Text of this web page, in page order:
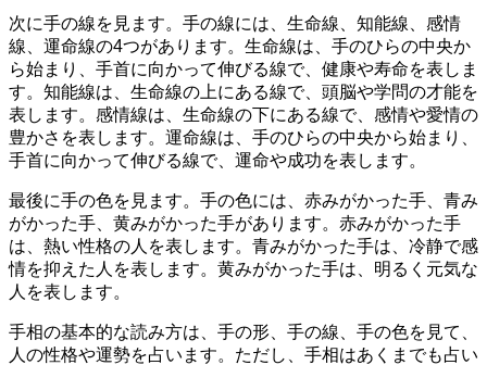
次に手の線を見ます。手の線には、生命線、知能線、感情
線、運命線の4つがあります。生命線は、手のひらの中央か
ら始まり、手首に向かって伸びる線で、健康や寿命を表しま
す。知能線は、生命線の上にある線で、頭脳や学問の才能を
表します。感情線は、生命線の下にある線で、感情や愛情の
豊かさを表します。運命線は、手のひらの中央から始まり、
手首に向かって伸びる線で、運命や成功を表します。
最後に手の色を見ます。手の色には、赤みがかった手、青み
がかった手、黄みがかった手があります。赤みがかった手
は、熱い性格の人を表します。青みがかった手は、冷静で感
情を抑えた人を表します。黄みがかった手は、明るく元気な
人を表します。
手相の基本的な読み方は、手の形、手の線、手の色を見て、
人の性格や運勢を占います。ただし、手相はあくまでも占い